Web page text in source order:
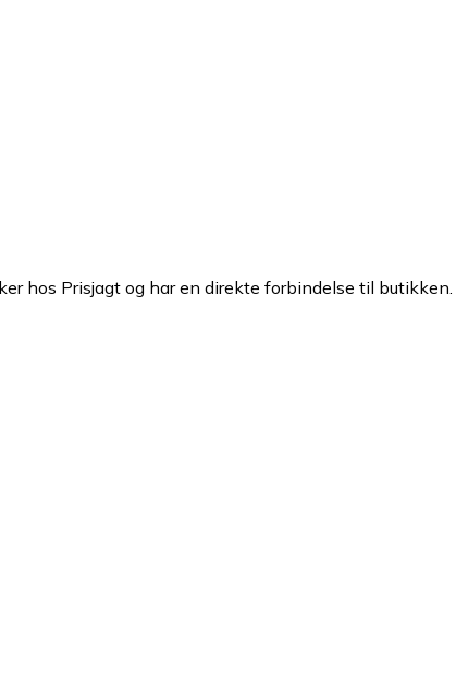
hos Prisjagt og har en direkte forbindelse til butikken.